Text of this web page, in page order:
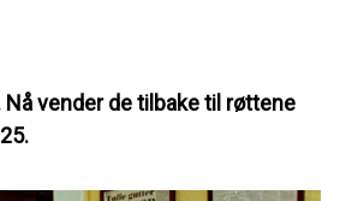
Nå vender de tilbake til røttene